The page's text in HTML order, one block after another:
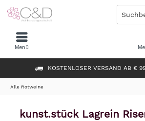
KOSTENLOSER VERSAND AB €
Menü
Alle Rotweine
kunst.stück Lagrein